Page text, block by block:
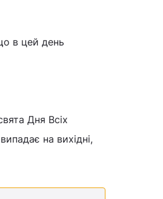
в цей день
Дня Всіх
на вихідні,